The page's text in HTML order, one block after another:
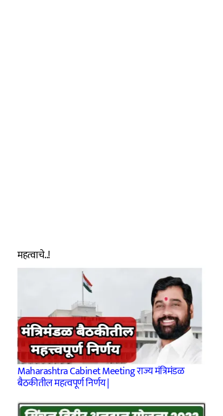
महत्वाचे..!
Maharashtra Cabinet Meeting राज्य मंत्रिमंडळ
बैठकीतील महत्वपूर्ण निर्णय |